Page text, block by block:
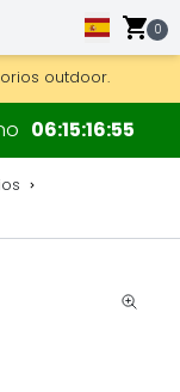
0
mapas de madera
outdoor.
06 15 16 55